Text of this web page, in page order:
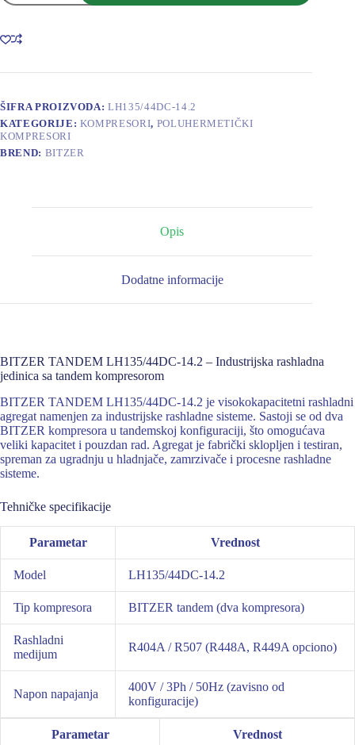
LH135/44DC-
količina
ŠIFRA PROIZVODA:LH135/44DC-14.2
KATEGORIJE: KOMPRESORI, POLUHERMETIČKI
KOMPRESORI
BREND: BITZER
Opis
Dodatne informacije
BITZER TANDEM LH135/44DC-14.2 – Industrijska rashladna
jedinica sa tandem kompresorom
BITZER TANDEM LH135/44DC-14.2 je visokokapacitetni rashladni
agregat namenjen za industrijske rashladne sisteme. Sastoji se od dva
BITZER kompresora u tandemskoj konfiguraciji, što omogućava
veliki kapacitet i pouzdan rad. Agregat je fabrički sklopljen i testiran,
spreman za ugradnju u hladnjače, zamrzivače i procesne rashladne
sisteme.
Tehničke specifikacije
Parametar Vrednost
Model LH135/44DC-14.2
Tip kompresora BITZER tandem (dva kompresora)
Rashladni
medijum
R404A / R507 (R448A, R449A opciono)
Napon napajanja
400V / 3Ph / 50Hz (zavisno od
konfiguracije)
Parametar Vrednost